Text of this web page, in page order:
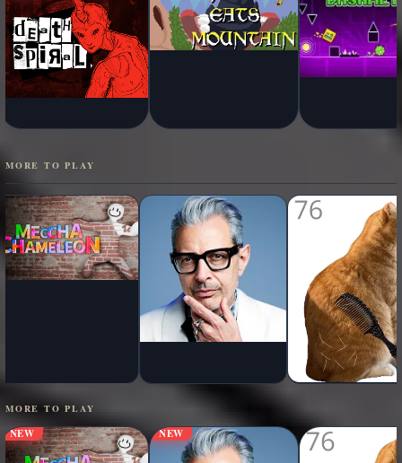
MORE TO PLAY
MORE TO PLAY
NEW NEW